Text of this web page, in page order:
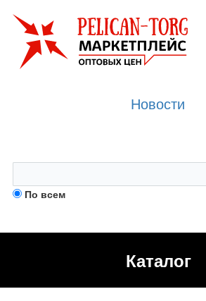
По всем
Новости
Каталог